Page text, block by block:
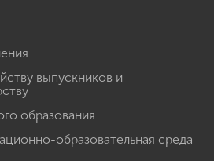
выпускников и
образования
образовательная среда